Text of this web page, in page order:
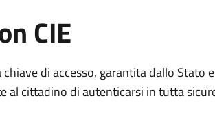
CIE
di accesso, garantita dallo Stato
al cittadino di autenticarsi in tutta